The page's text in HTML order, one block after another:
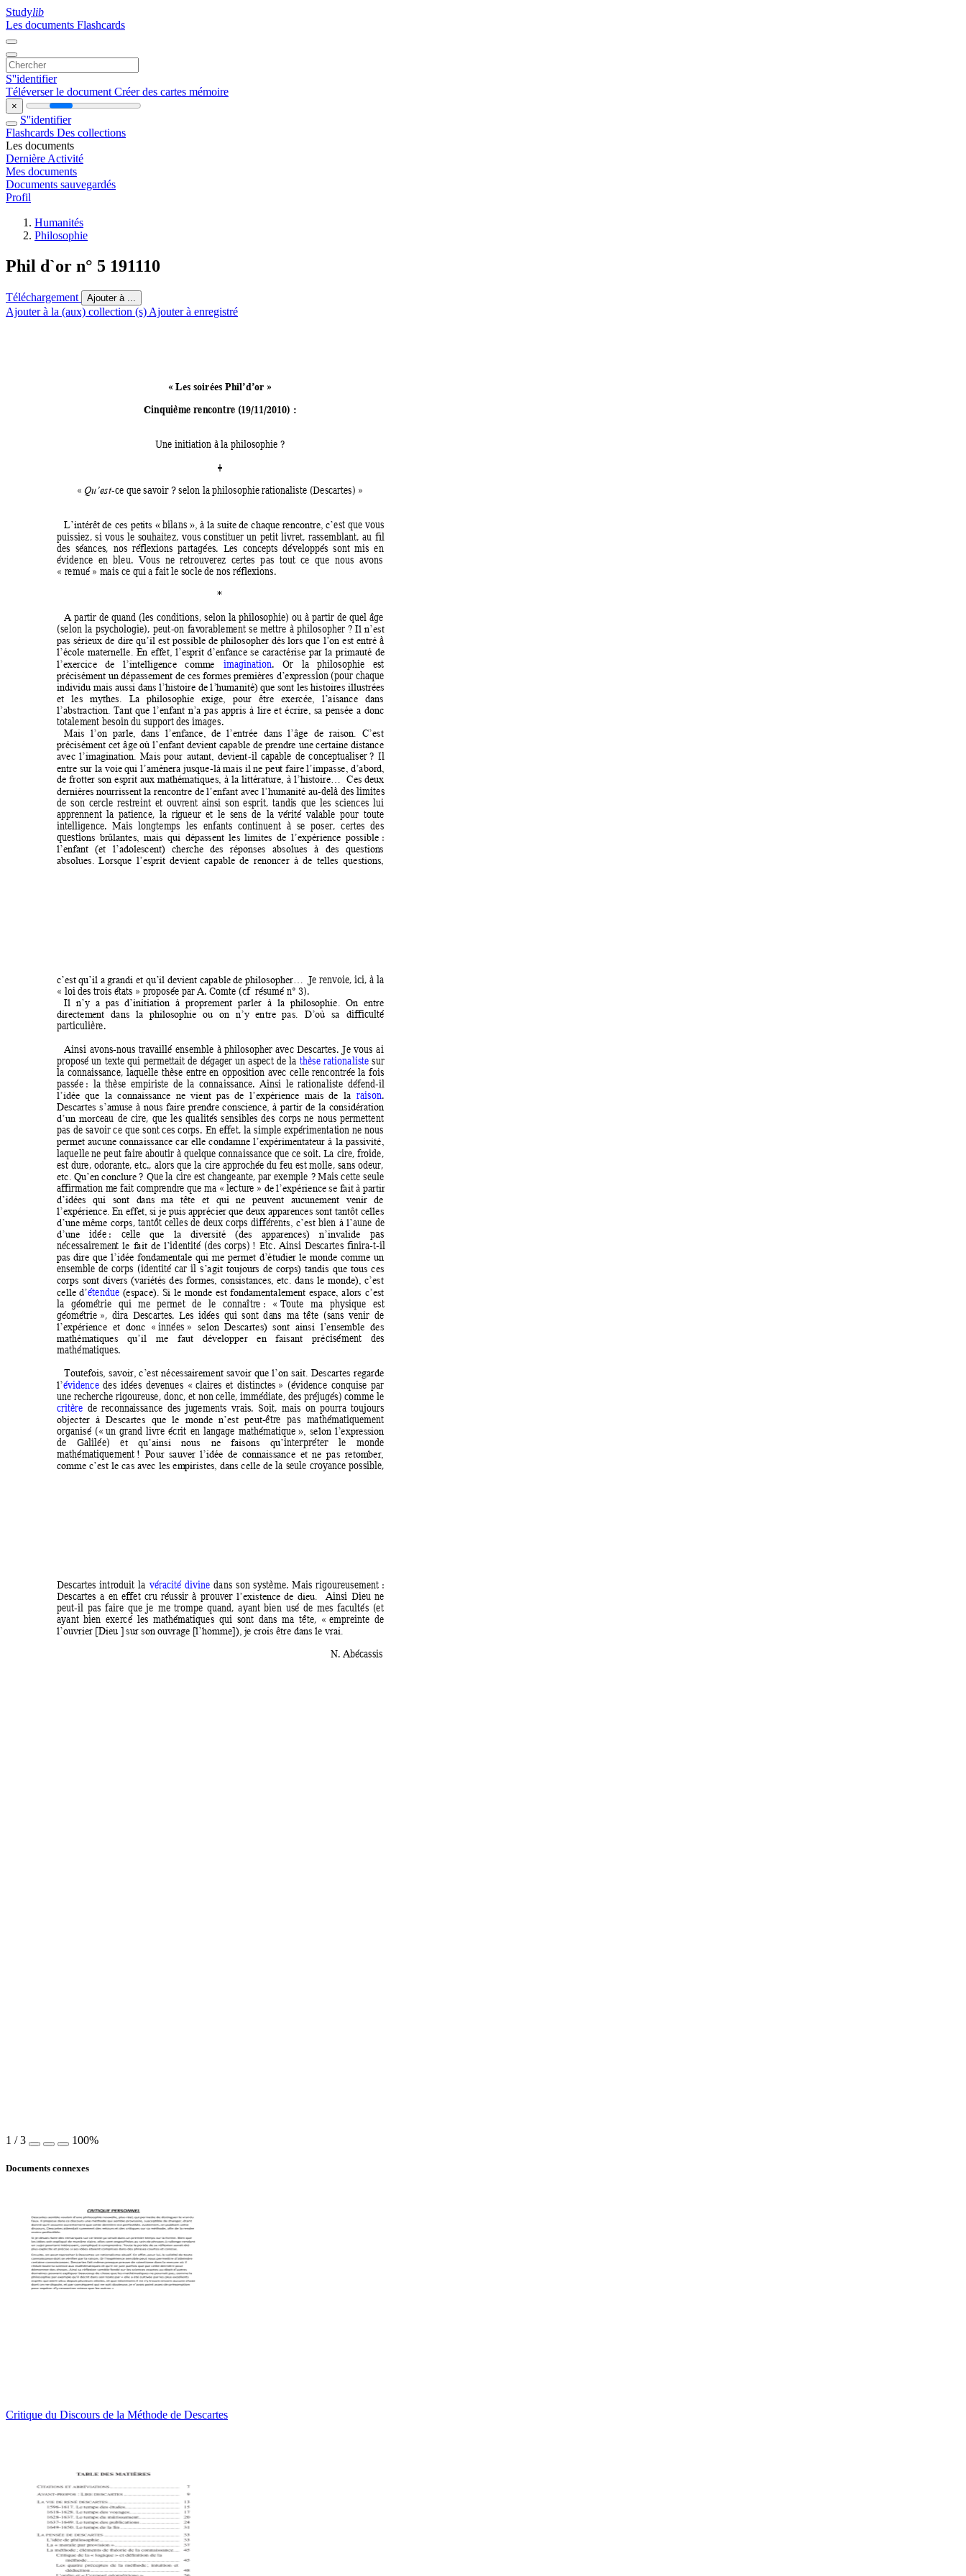
Studylib
Les documents Flashcards
S''identifier
Téléverser le document Créer des cartes mémoire
×
S''identifier
Flashcards Des collections
Les documents
Dernière Activité
Mes documents
Documents sauvegardés
Profil
Humanités
Philosophie
Phil d`or n° 5 191110
Téléchargement Ajouter à ...
Ajouter à la (aux) collection (s) Ajouter à enregistré
« Les soirées Phil’d’or »
Cinquième rencontre (19/11/2010) :
Une initiation à la philosophie ?
+
« Qu’est-ce que savoir ? selon la philosophie rationaliste (Descartes) »
L’intérêt de ces petits « bilans », à la suite de chaque rencontre, c’est que vous
puissiez, si vous le souhaitez, vous constituer un petit livret, rassemblant, au fil
des  séances, nos réflexions partagées. Les concepts développés  sont mis en
évidence en bleu. Vous ne retrouverez certes pas tout ce que nous avons
« remué » mais ce qui a fait le socle de nos réflexions.
*
A partir de quand (les conditions, selon la philosophie) ou à partir de quel âge
(selon la psychologie), peut-on favorablement se mettre à philosopher ? Il n’est
pas sérieux de dire qu’il est possible de philosopher dès lors que l’on est entré à
l’école maternelle. En effet, l’esprit d’enfance se caractérise par la primauté de
l’exercice
de l’intelligence comme imagination. Or la philosophie est
précisément un dépassement de ces formes premières d’expression (pour chaque
individu mais aussi dans l’histoire de l’humanité) que sont les histoires illustrées
et
les mythes. La philosophie exige, pour être exercée, l’aisance
dans
l’abstraction. Tant que l’enfant n’a pas appris à lire et écrire, sa pensée a donc
totalement besoin du support des images.
Mais l’on parle, dans l’enfance, de l’entrée dans l’âge de raison.
C’est
précisément cet âge où l’enfant devient capable de prendre une certaine distance
avec l’imagination. Mais pour autant, devient-il capable de conceptualiser ? Il
entre sur la voie qui l’amènera jusque-là mais il ne peut faire l’impasse, d’abord,
de frotter son esprit aux mathématiques, à la littérature, à l’histoire… Ces deux
dernières nourrissent la rencontre de l’enfant avec l’humanité au-delà des limites
de son cercle restreint et ouvrent ainsi son esprit, tandis que les sciences lui
apprennent la patience, la  rigueur et  le sens de  la vérité valable pour toute
intelligence. Mais longtemps les enfants continuent à se poser, certes des
questions brûlantes, mais qui dépassent les limites de l’expérience possible :
l’enfant (et l’adolescent) cherche des réponses absolues à des questions
absolues. Lorsque l’esprit devient capable de renoncer à de telles questions,
c’est qu’il a grandi et qu’il devient capable de philosopher… Je renvoie, ici, à la
« loi des trois états » proposée par A. Comte (cf  résumé n° 3).
Il n’y a pas d’initiation à proprement parler à la philosophie. On
entre
directement dans la philosophie ou on n’y entre pas. D’où sa difficulté
particulière.
Ainsi avons-nous travaillé ensemble à philosopher avec Descartes. Je vous ai
proposé un texte qui permettait de dégager un aspect de la thèse rationaliste sur
la connaissance, laquelle thèse entre en opposition avec celle rencontrée la fois
passée : la thèse empiriste de la connaissance. Ainsi le rationaliste défend-il
l’idée  que la  connaissance  ne vient  pas  de l’expérience mais  de la raison.
Descartes s’amuse à nous faire prendre conscience, à partir de la considération
d’un morceau de cire, que les qualités sensibles des corps ne nous permettent
pas de savoir ce que sont ces corps. En effet, la simple expérimentation ne nous
permet aucune connaissance car elle condamne l’expérimentateur à la passivité,
laquelle ne peut faire aboutir à quelque connaissance que ce soit. La cire, froide,
est dure, odorante, etc., alors que la cire approchée du feu est molle, sans odeur,
etc. Qu’en conclure ? Que la cire est changeante, par exemple ? Mais cette seule
affirmation me fait comprendre que ma « lecture » de l’expérience se fait à partir
d’idées
qui sont dans ma tête et qui ne peuvent aucunement venir
de
l’expérience. En effet, si je puis apprécier que deux apparences sont tantôt celles
d’une même corps, tantôt celles de deux corps différents, c’est bien à l’aune de
d’une idée : celle que la diversité (des apparences) n’invalide pas
nécessairement le fait de l’identité (des corps) ! Etc. Ainsi Descartes finira-t-il
pas dire que l’idée fondamentale qui me permet d’étudier le monde comme un
ensemble de corps (identité car il s’agit toujours de corps) tandis que tous ces
corps sont divers (variétés des formes, consistances, etc. dans le monde), c’est
celle d’étendue (espace). Si le monde est fondamentalement espace, alors c’est
la géométrie qui me permet de le connaître : « Toute ma physique est
géométrie », dira  Descartes. Les idées qui sont dans ma tête  (sans venir de
l’expérience et donc « innées » selon Descartes) sont ainsi l’ensemble
des
mathématiques qu’il me faut développer en faisant précisément des
mathématiques.
Toutefois, savoir, c’est nécessairement savoir que l’on sait. Descartes regarde
l’évidence des idées devenues « claires et distinctes » (évidence conquise par
une recherche rigoureuse, donc, et non celle, immédiate, des préjugés) comme le
critère de reconnaissance des jugements vrais. Soit, mais on pourra toujours
objecter à Descartes que le monde n’est peut-être pas mathématiquement
organisé (« un grand livre écrit en langage mathématique », selon l’expression
de Galilée) et qu’ainsi nous ne faisons qu’interpréter le monde
mathématiquement ! Pour sauver l’idée de connaissance  et ne  pas retomber,
comme c’est le cas avec les empiristes, dans celle de la seule croyance possible,
Descartes introduit la véracité divine dans son système. Mais rigoureusement :
Descartes a en effet cru réussir à prouver l’existence de dieu. Ainsi Dieu ne
peut-il pas faire que je me trompe quand, ayant bien usé de mes facultés (et
ayant bien  exercé les mathématiques  qui sont dans  ma  tête,
  « e
mpreinte de
l’ouvrier [Dieu ] sur son ouvrage [l’homme]), je crois être dans le vrai.
N. Abécassis
1 /3 100%
Documents connexes
Critique du Discours de la Méthode de Descartes